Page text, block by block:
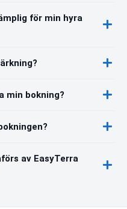
för min hyra
min bokning?
av EasyTerra